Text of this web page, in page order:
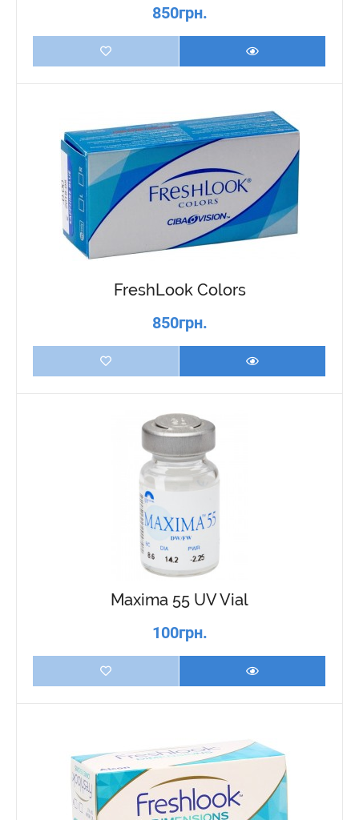
850грн.
FreshLook Colors
850грн.
Maxima 55 UV Vial
100грн.